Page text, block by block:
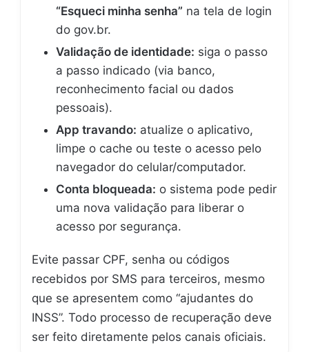
“Esqueci minha senha” na tela de login
do gov.br.
Validação de identidade: siga o passo
a passo indicado (via banco,
reconhecimento facial ou dados
pessoais).
App travando: atualize o aplicativo,
limpe o cache ou teste o acesso pelo
navegador do celular/computador.
Conta bloqueada: o sistema pode pedir
uma nova validação para liberar o
acesso por segurança.
Evite passar CPF, senha ou códigos
recebidos por SMS para terceiros, mesmo
que se apresentem como “ajudantes do
INSS”. Todo processo de recuperação deve
ser feito diretamente pelos canais oficiais.